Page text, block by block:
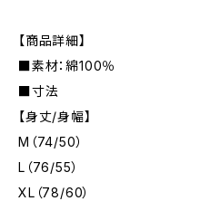
【商品詳細】
■素材：綿100％
■寸法
【身丈/身幅】
M（74/50）
L（76/55）
XL（78/60）